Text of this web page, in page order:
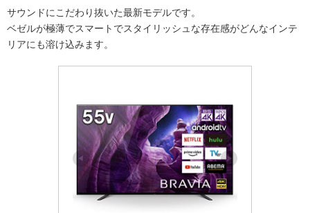
サウンドにこだわり抜いた最新モデルです。
ベゼルが極薄でスマートでスタイリッシュな存在感がどんなインテ
リアにも溶け込みます。